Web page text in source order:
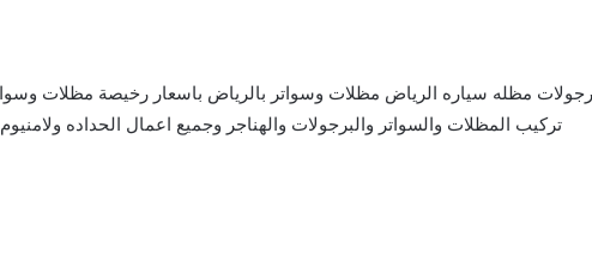
تركيب المظلات والسواتر والبرجولات والهناجر وجميع اعمال الحداده ولامنيوم